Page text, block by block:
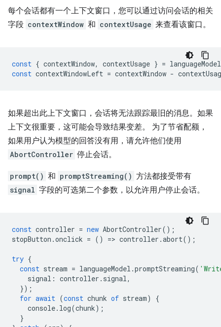
每个会话都有一个上下文窗口，您可以通过访问会话的相关
字段 contextWindow 和 contextUsage 来查看该窗口。
const { contextWindow, contextUsage } = languageModel
const contextWindowLeft = contextWindow -
如果超出此上下文窗口，会话将无法跟踪最旧的消息。如果
上下文很重要，这可能会导致结果变差。 为了节省配额，
如果用户认为模型的回答没有用，请允许他们使用
AbortController 停止会话。
prompt() 和 promptStreaming() 方法都接受带有
signal 字段的可选第二个参数，以允许用户停止会话。
const controller = new AbortController();
stopButton .onclick = () => controller .abort();
try {
const stream = languageModel .promptStreaming(
signal : controller . signal,
});
for await (const chunk of stream)
{
console. log(chunk);
}